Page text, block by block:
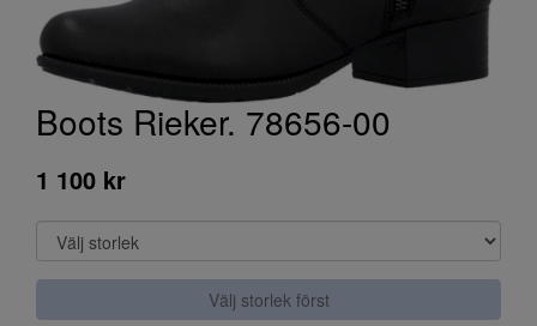
Boots Rieker. 78656-00
1 100 kr
Välj storlek först